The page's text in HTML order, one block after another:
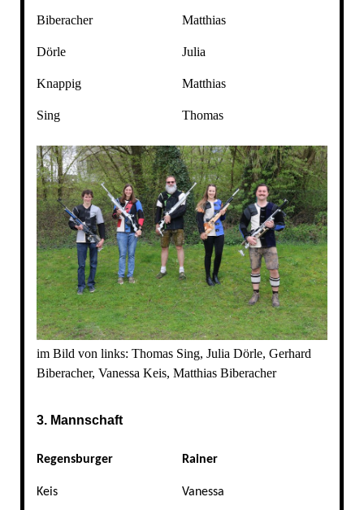
Biberacher Matthias
Dörle Julia
Knappig Matthias
Sing Thomas
im Bild von links: Thomas Sing, Julia Dörle, Gerhard
Biberacher, Vanessa Keis, Matthias Biberacher
3. Mannschaft
Regensburger Rainer
Keis Vanessa